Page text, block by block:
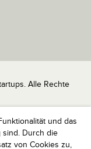
und das
sind. Durch die
von Cookies zu,
Alle Rechte